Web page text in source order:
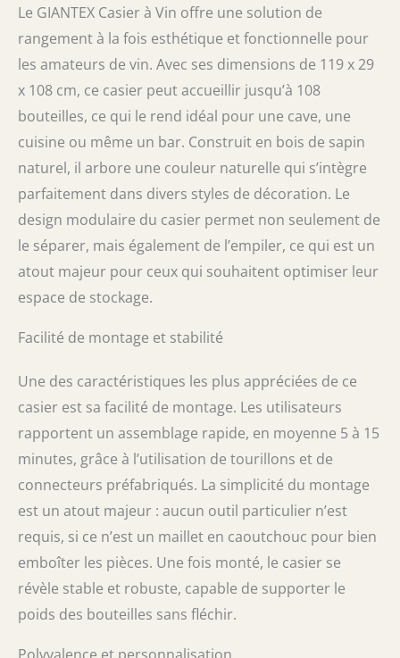
ses pieds, le casier reste au sec, éloignant
l'humidité qui pourrait altérer les saveurs.
Apparence Elégante - Avec son design en
bois naturel, le casier à vin ajoute une touche
chic à votre intérieur. Parfait pour la salle à
manger, le salon, une cave à vin, ou même
un bar, il s'intègre facilement à tout style de
décoration. Montage Facile & Facile
d'Entretien - Grâce à sa conception
intelligente, l'assemblage est un jeu d'enfant.
Le manuel, les vis et outils nécessaires sont
inclus, garantissant un assemblage rapide et
vin.
Le GIANTEX Casier à Vin offre une solution de
rangement à la fois esthétique et fonctionnelle pour
les amateurs de vin. Avec ses dimensions de 119 x 29
x 108 cm, ce casier peut accueillir jusqu’à 108
bouteilles, ce qui le rend idéal pour une cave, une
cuisine ou même un bar. Construit en bois de sapin
naturel, il arbore une couleur naturelle qui s’intègre
parfaitement dans divers styles de décoration. Le
design modulaire du casier permet non seulement de
le séparer, mais également de l’empiler, ce qui est un
atout majeur pour ceux qui souhaitent optimiser leur
espace de stockage.
Facilité de montage et stabilité
Une des caractéristiques les plus appréciées de ce
casier est sa facilité de montage. Les utilisateurs
rapportent un assemblage rapide, en moyenne 5 à 15
minutes, grâce à l’utilisation de tourillons et de
connecteurs préfabriqués. La simplicité du montage
est un atout majeur : aucun outil particulier n’est
requis, si ce n’est un maillet en caoutchouc pour bien
emboîter les pièces. Une fois monté, le casier se
révèle stable et robuste, capable de supporter le
poids des bouteilles sans fléchir.